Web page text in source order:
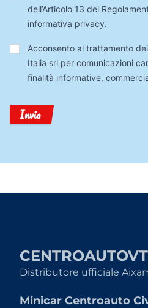
dell’Articolo 13 del
informativa privacy.
Trattamento
Dati
Acconsento al trattamento
Italia srl per comunicazioni
finalità informative,
Invia
Distributore ufficiale
Minicar Centroauto